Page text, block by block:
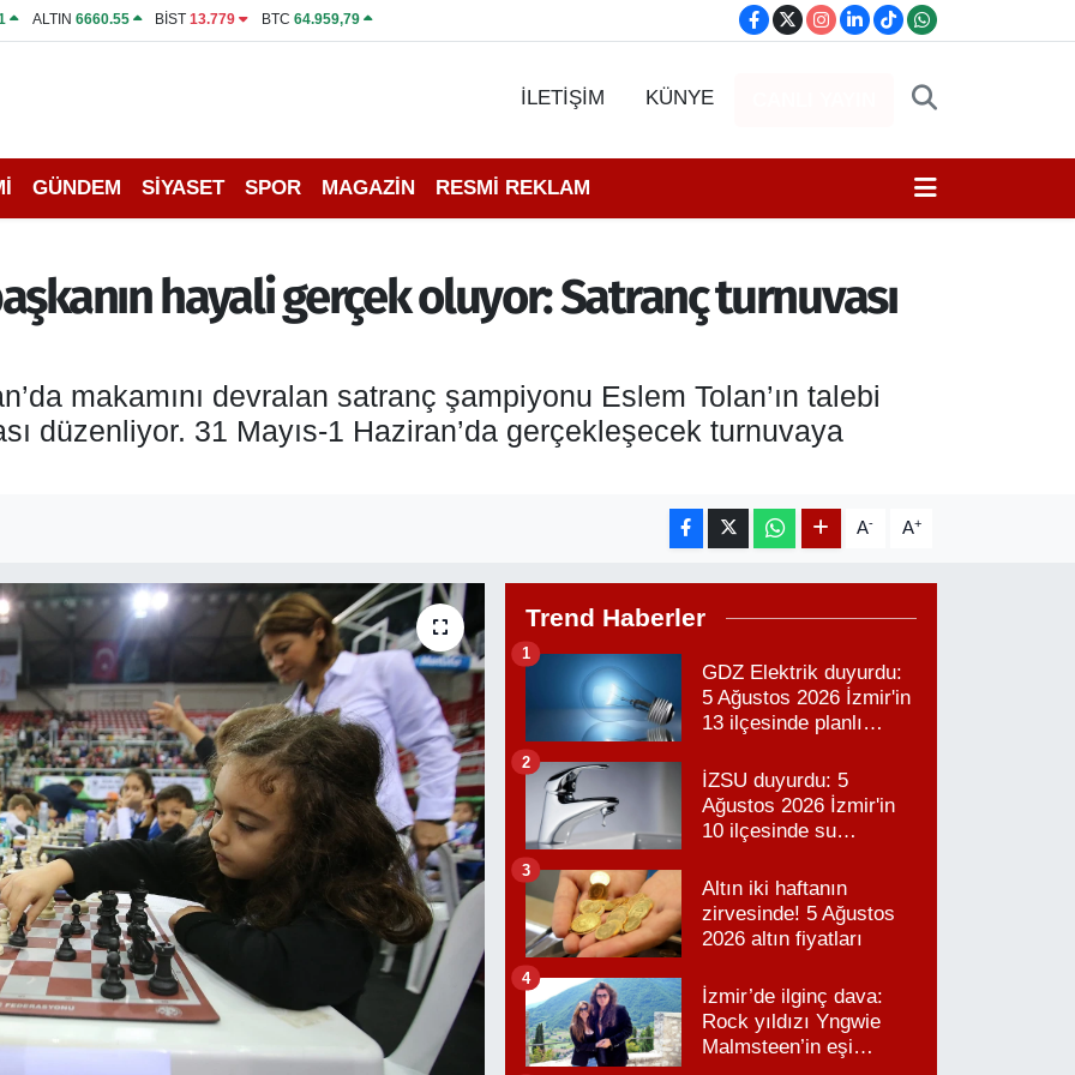
ALTIN 6660.55 BİST13.779 BTC 64.959,79
İLETİŞİM KÜNYE
GÜNDEM SİYASET SPOR MAGAZİN RESMİ REKLAM
hayali gerçek oluyor: Satranç turnuvası
makamını devralan satranç şampiyonu Eslem Tolan’ın talebi
düzenliyor. 31 Mayıs-1 Haziran’da gerçekleşecek turnuvaya
A- A+
Trend Haberler
GDZ Elektrik duyurdu:
5 Ağustos 2026 İzmir'in
13 ilçesinde planlı
1
İZSU duyurdu: 5
Ağustos 2026 İzmir'in
10 ilçesinde su
2
Altın iki haftanın
zirvesinde! 5 Ağustos
2026 altın fiyatları
3
İzmir’de ilginç dava:
Rock yıldızı Yngwie
Malmsteen’in eşi
4